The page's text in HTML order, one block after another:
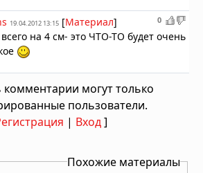
0
19.04.2012 13:15 [Материал]
всего на 4 см- это ЧТО-ТО будет очень
комментарии могут только
пользователи.
| Вход]
Похожие материалы